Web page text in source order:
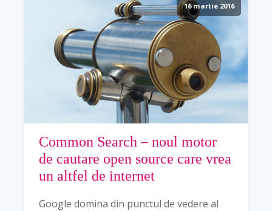
16 martie 2016
Common Search – noul motor
de cautare open source care vrea
un altfel de internet
Google domina din punctul de vedere al